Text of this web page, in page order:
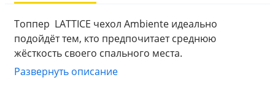
Топпер  LATTICE чехол Ambiente идеально
подойдёт тем, кто предпочитает среднюю
жёсткость своего спального места.
Наполнитель: Натуральный латекс производится
Развернуть описание